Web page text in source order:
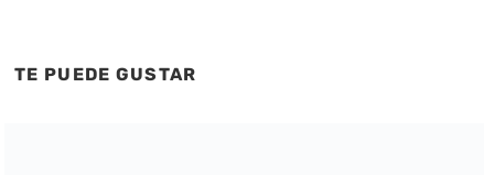
TE PUEDE GUSTAR